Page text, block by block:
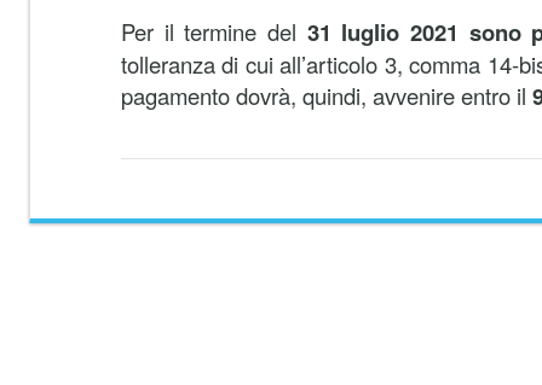
Per il termine del 31 luglio 2021 sono
tolleranza di cui all’articolo 3, comma 14-
pagamento dovrà, quindi, avvenire entro il